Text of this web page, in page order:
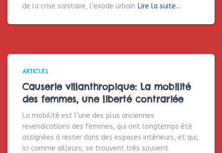
de la crise sanitaire, l’exode urbain Lire la suite…
ARTICLES
Causerie villanthropique: La mobilité
des femmes, une liberté contrariée
La mobilité est l’une des plus anciennes
revendications des femmes, qui ont longtemps été
assignées à rester dans des espaces intérieurs, et qui,
ici comme ailleurs, se trouvent très souvent